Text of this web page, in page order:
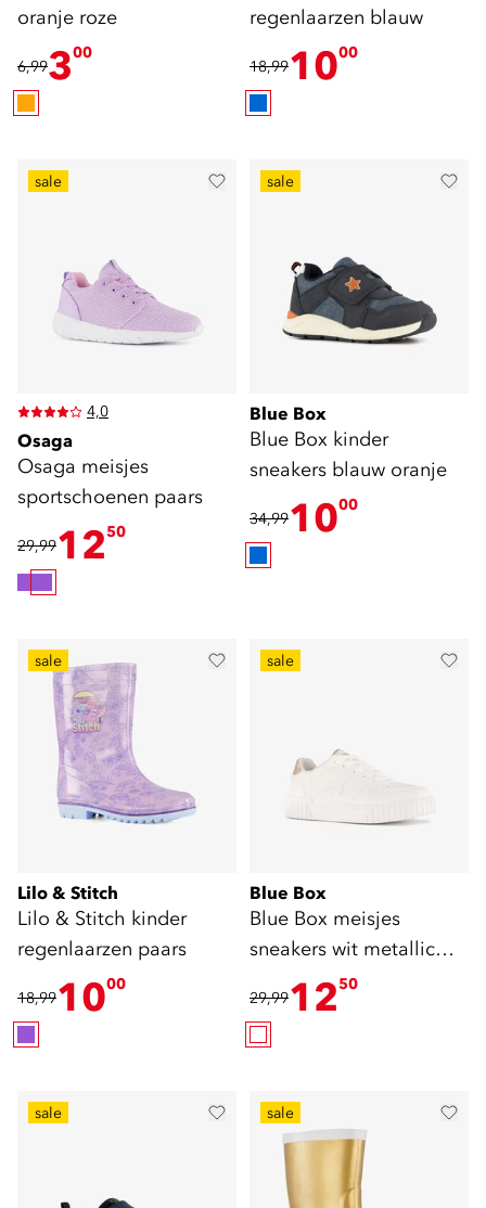
oranje roze
6,99300
regenlaarzen blauw
18,991000
sale
4,0
Osaga
Osaga meisjes
sportschoenen paars
29,991250
sale
Blue Box
Blue Box kinder
sneakers blauw oranje
34,991000
sale
Lilo & Stitch
Lilo & Stitch kinder
regenlaarzen paars
18,991000
sale
Blue Box
Blue Box meisjes
sneakers wit metallic
29,991250
sale sale